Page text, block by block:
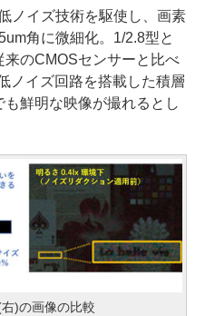
ノイズ技術を駆使し、画素
角に微細化。1/2.8型と
のCMOSセンサーと比べ
ノイズ回路を搭載した積層
鮮明な映像が撮れるとし
)の画像の比較